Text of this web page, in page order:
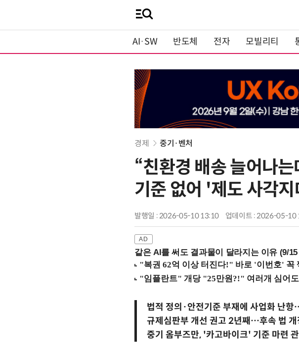
AI·SW 반도체 전자 모빌리티
경제 중기·벤처
“친환경 배송 늘어나
기준 없어 '제도 사각
발행일 : 2026-05-10 13:10 업데이트 : 2026-05-10
같은 AI를 써도 결과물이 달라지는 이유 (9/
법적 정의·안전기준 부재에 사업화 난
규제심판부 개선 권고 2년째…후속 법 개
중기 옴부즈만, '카고바이크' 기준 마련